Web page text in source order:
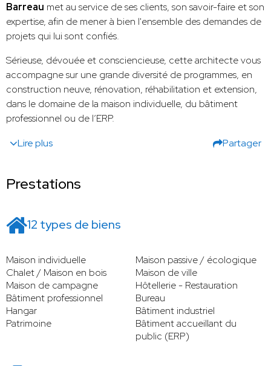
Barreau met au service de ses clients, son savoir-faire et son
expertise, afin de mener à bien l'ensemble des demandes de
projets qui lui sont confiés.
Sérieuse, dévouée et consciencieuse, cette architecte vous
accompagne sur une grande diversité de programmes, en
construction neuve, rénovation, réhabilitation et extension,
dans le domaine de la maison individuelle, du bâtiment
professionnel ou de l’ERP.
Lire plus
Partager
Prestations
12 types de biens
Maison individuelle
Maison passive / écologique
Chalet / Maison en bois
Maison de ville
Maison de campagne
Hôtellerie - Restauration
Bâtiment professionnel
Bureau
Hangar
Bâtiment industriel
Patrimoine
Bâtiment accueillant du
public (ERP)